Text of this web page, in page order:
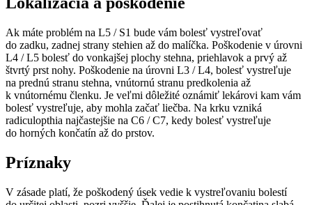
Ak máte problém na L5 / S1 bude vám bolesť vystreľovať
do zadku, zadnej strany stehien až do malíčka. Poškodenie v úrovni
L4 / L5 bolesť do vonkajšej plochy stehna, priehlavok a prvý až
štvrtý prst nohy. Poškodenie na úrovni L3 / L4, bolesť vystreľuje
na prednú stranu stehna, vnútornú stranu predkolenia až
k vnútornému členku. Je veľmi dôležité oznámiť lekárovi kam vám
bolesť vystreľuje, aby mohla začať liečba. Na krku vzniká
radiculopthia najčastejšie na C6 / C7, kedy bolesť vystreľuje
do horných končatín až do prstov.
Príznaky
V zásade platí, že poškodený úsek vedie k vystreľovaniu bolestí